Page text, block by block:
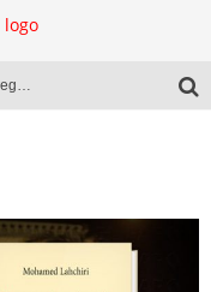
El libro en la mira de la desregulación